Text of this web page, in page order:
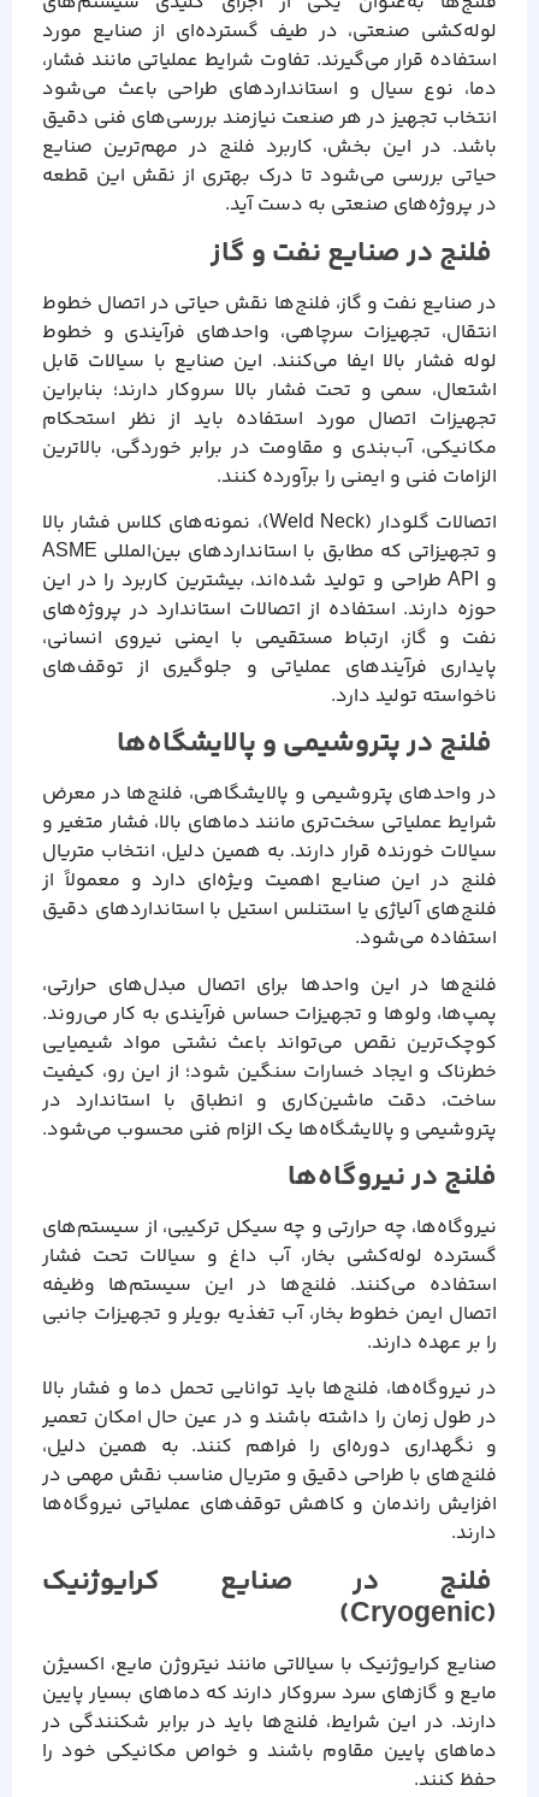
لوله‌کشی صنعتی، در طیف گسترده‌ای از صنایع مورد
استفاده قرار می‌گیرند. تفاوت شرایط عملیاتی مانند فشار،
دما، نوع سیال و استانداردهای طراحی باعث می‌شود
انتخاب تجهیز در هر صنعت نیازمند بررسی‌های فنی دقیق
باشد. در این بخش، کاربرد فلنج در مهم‌ترین صنایع
حیاتی بررسی می‌شود تا درک بهتری از نقش این قطعه
در پروژه‌های صنعتی به دست آید.
فلنج در صنایع نفت و گاز
در صنایع نفت و گاز، فلنج‌ها نقش حیاتی در اتصال خطوط
انتقال، تجهیزات سرچاهی، واحدهای فرآیندی و خطوط
لوله فشار بالا ایفا می‌کنند. این صنایع با سیالات قابل
اشتعال، سمی و تحت فشار بالا سروکار دارند؛ بنابراین
تجهیزات اتصال مورد استفاده باید از نظر استحکام
مکانیکی، آب‌بندی و مقاومت در برابر خوردگی، بالاترین
الزامات فنی و ایمنی را برآورده کنند.
اتصالات گلودار (Weld Neck)، نمونه‌های کلاس فشار بالا
و تجهیزاتی که مطابق با استانداردهای بین‌المللی ASME
و API طراحی و تولید شده‌اند، بیشترین کاربرد را در این
حوزه دارند. استفاده از اتصالات استاندارد در پروژه‌های
نفت و گاز، ارتباط مستقیمی با ایمنی نیروی انسانی،
پایداری فرآیندهای عملیاتی و جلوگیری از توقف‌های
ناخواسته تولید دارد.
فلنج در پتروشیمی و پالایشگاه‌ها
در واحدهای پتروشیمی و پالایشگاهی، فلنج‌ها در معرض
شرایط عملیاتی سخت‌تری مانند دماهای بالا، فشار متغیر و
سیالات خورنده قرار دارند. به همین دلیل، انتخاب متریال
فلنج در این صنایع اهمیت ویژه‌ای دارد و معمولاً از
فلنج‌های آلیاژی یا استنلس استیل با استانداردهای دقیق
استفاده می‌شود.
فلنج‌ها در این واحدها برای اتصال مبدل‌های حرارتی،
پمپ‌ها، ولوها و تجهیزات حساس فرآیندی به کار می‌روند.
کوچک‌ترین نقص می‌تواند باعث نشتی مواد شیمیایی
خطرناک و ایجاد خسارات سنگین شود؛ از این رو، کیفیت
ساخت، دقت ماشین‌کاری و انطباق با استاندارد در
پتروشیمی و پالایشگاه‌ها یک الزام فنی محسوب می‌شود.
فلنج در نیروگاه‌ها
نیروگاه‌ها، چه حرارتی و چه سیکل ترکیبی، از سیستم‌های
گسترده لوله‌کشی بخار، آب داغ و سیالات تحت فشار
استفاده می‌کنند. فلنج‌ها در این سیستم‌ها وظیفه
اتصال ایمن خطوط بخار، آب تغذیه بویلر و تجهیزات جانبی
را بر عهده دارند.
در نیروگاه‌ها، فلنج‌ها باید توانایی تحمل دما و فشار بالا
در طول زمان را داشته باشند و در عین حال امکان تعمیر
و نگهداری دوره‌ای را فراهم کنند. به همین دلیل،
فلنج‌های با طراحی دقیق و متریال مناسب نقش مهمی در
افزایش راندمان و کاهش توقف‌های عملیاتی نیروگاه‌ها
دارند.
فلنج در صنایع کرایوژنیک
(Cryogenic)
صنایع کرایوژنیک با سیالاتی مانند نیتروژن مایع، اکسیژن
مایع و گازهای سرد سروکار دارند که دماهای بسیار پایین
دارند. در این شرایط، فلنج‌ها باید در برابر شکنندگی در
دماهای پایین مقاوم باشند و خواص مکانیکی خود را
حفظ کنند.